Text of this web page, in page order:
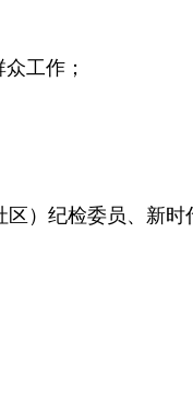
工作；
）纪检委员、新